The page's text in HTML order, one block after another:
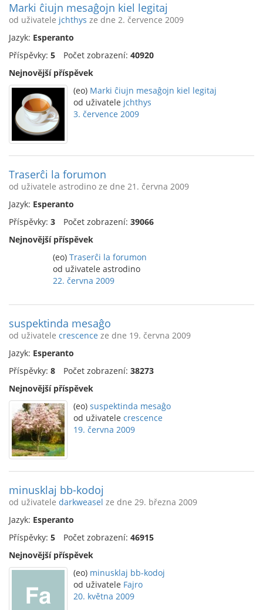
Marki ĉiujn mesaĝojn kiel legitaj
od uživatele jchthys ze dne 2. července 2009
Jazyk: Esperanto
Příspěvky: 5 Počet zobrazení: 40920
Nejnovější příspěvek
(eo) Marki ĉiujn mesaĝojn kiel legitaj
od uživatele jchthys
3. července 2009
Traserĉi la forumon
od uživatele astrodino ze dne 21. června 2009
Jazyk: Esperanto
Příspěvky: 3 Počet zobrazení: 39066
Nejnovější příspěvek
(eo) Traserĉi la forumon
od uživatele astrodino
22. června 2009
suspektinda mesaĝo
od uživatele crescence ze dne 19. června 2009
Jazyk: Esperanto
Příspěvky: 8 Počet zobrazení: 38273
Nejnovější příspěvek
(eo) suspektinda mesaĝo
od uživatele crescence
19. června 2009
minusklaj bb-kodoj
od uživatele darkweasel ze dne 29. března 2009
Jazyk: Esperanto
Příspěvky: 5 Počet zobrazení: 46915
Nejnovější příspěvek
(eo) minusklaj bb-kodoj
od uživatele Fajro
20. května 2009